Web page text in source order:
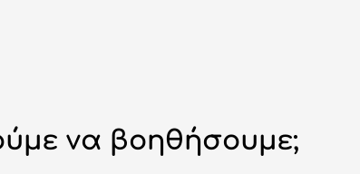
να βοηθήσουμε;